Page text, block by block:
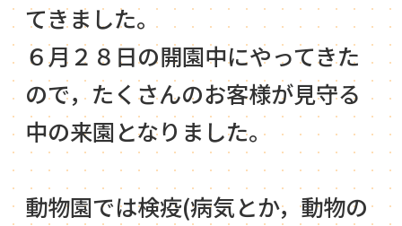
てきました。
６月２８日の開園中にやってきた
ので，たくさんのお客様が見守る
中の来園となりました。
動物園では検疫(病気とか，動物の